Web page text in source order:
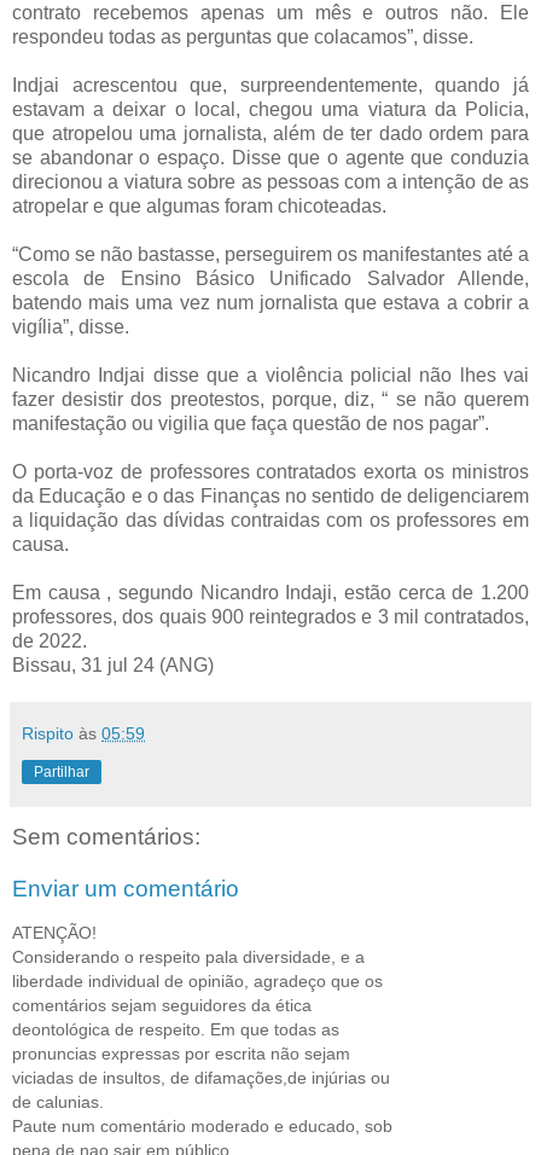
contrato recebemos apenas um mês e outros não. Ele
respondeu todas as perguntas que colacamos”, disse.
Indjai acrescentou que, surpreendentemente, quando já
estavam a deixar o local, chegou uma viatura da Policia,
que atropelou uma jornalista, além de ter dado ordem para
se abandonar o espaço. Disse que o agente que conduzia
direcionou a viatura sobre as pessoas com a intenção de as
atropelar e que algumas foram chicoteadas.
“Como se não bastasse, perseguirem os manifestantes até a
escola de Ensino Básico Unificado Salvador Allende,
batendo mais uma vez num jornalista que estava a cobrir a
vigília”, disse.
Nicandro Indjai disse que a violência policial não lhes vai
fazer desistir dos preotestos, porque, diz, “ se não querem
manifestação ou vigilia que faça questão de nos pagar”.
O porta-voz de professores contratados exorta os ministros
da Educação e o das Finanças no sentido de deligenciarem
a liquidação das dívidas contraidas com os professores em
causa.
Em causa , segundo Nicandro Indaji, estão cerca de 1.200
professores, dos quais 900 reintegrados e 3 mil contratados,
de 2022.
Bissau, 31 jul 24 (ANG)
Rispito às 05:59
Partilhar
Sem comentários:
Enviar um comentário
ATENÇÃO!
Considerando o respeito pala diversidade, e a
liberdade individual de opinião, agradeço que os
comentários sejam seguidores da ética
deontológica de respeito. Em que todas as
pronuncias expressas por escrita não sejam
viciadas de insultos, de difamações,de injúrias ou
de calunias.
Paute num comentário moderado e educado, sob
pena de nao sair em público